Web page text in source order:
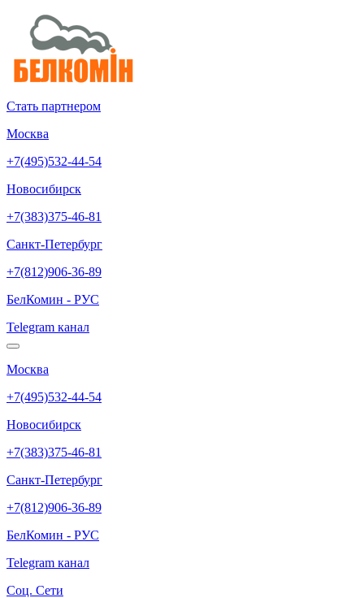
Стать партнером
Москва
+7(495)532-44-54
Новосибирск
+7(383)375-46-81
Санкт-Петербург
+7(812)906-36-89
БелКомин - РУС
Telegram канал
Москва
+7(495)532-44-54
Новосибирск
+7(383)375-46-81
Санкт-Петербург
+7(812)906-36-89
БелКомин - РУС
Telegram канал
Соц. Сети